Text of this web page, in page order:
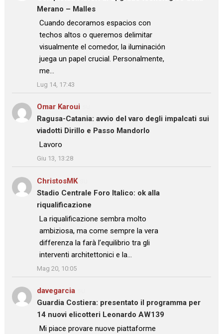
Merano – Malles
: “
Cuando decoramos espacios con
techos altos o queremos delimitar
visualmente el comedor, la iluminación
juega un papel crucial. Personalmente,
me…
”
Lug 14, 17:43
Omar Karoui
Ragusa-Catania: avvio del varo degli impalcati sui
viadotti Dirillo e Passo Mandorlo
: “Lavoro
”
Giu 13, 13:28
ChristosMKsu
Stadio Centrale Foro Italico: ok alla
riqualificazione
: “La riqualificazione sembra molto
ambiziosa, ma come sempre la vera
differenza la farà l’equilibrio tra gli
interventi architettonici e la…
”
Mag 20, 10:05
davegarcia
Guardia Costiera: presentato il programma per
14 nuovi elicotteri Leonardo AW139
: “
Mi piace provare nuove piattaforme